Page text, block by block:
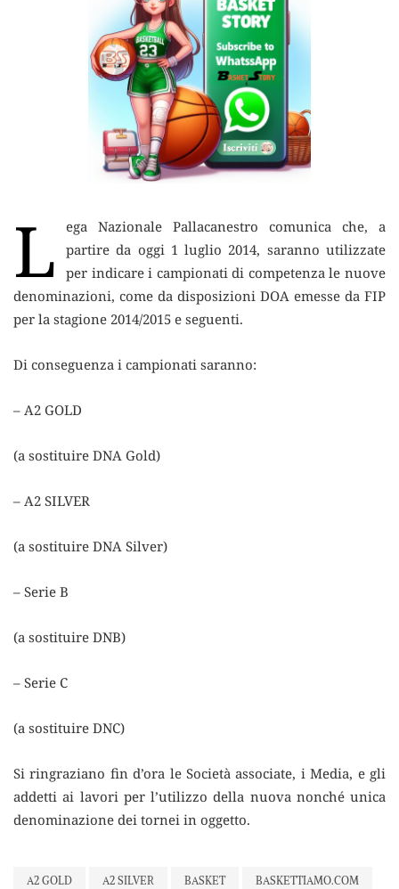
L
ega Nazionale Pallacanestro comunica che, a
partire da oggi 1 luglio 2014, saranno utilizzate
per indicarei campionati di competenza le nuove
denominazioni, come da disposizioni DOA emesse da FIP
per la stagione 2014/2015 e seguenti.
Di conseguenza i campionati saranno:
– A2 GOLD
(a sostituire DNA Gold)
– A2 SILVER
(a sostituire DNA Silver)
– Serie B
(a sostituire DNB)
– Serie C
(a sostituire DNC)
Si ringraziano fin d’ora le Società associate, i Media, e gli
addetti ai lavori per l’utilizzo della nuova nonché unica
denominazione dei tornei in oggetto.
A2 GOLD A2 SILVER BASKET BASKETTIAMO.COM